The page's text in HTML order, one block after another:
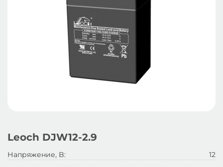
Leoch DJW12-2.9
Напряжение, B:
12